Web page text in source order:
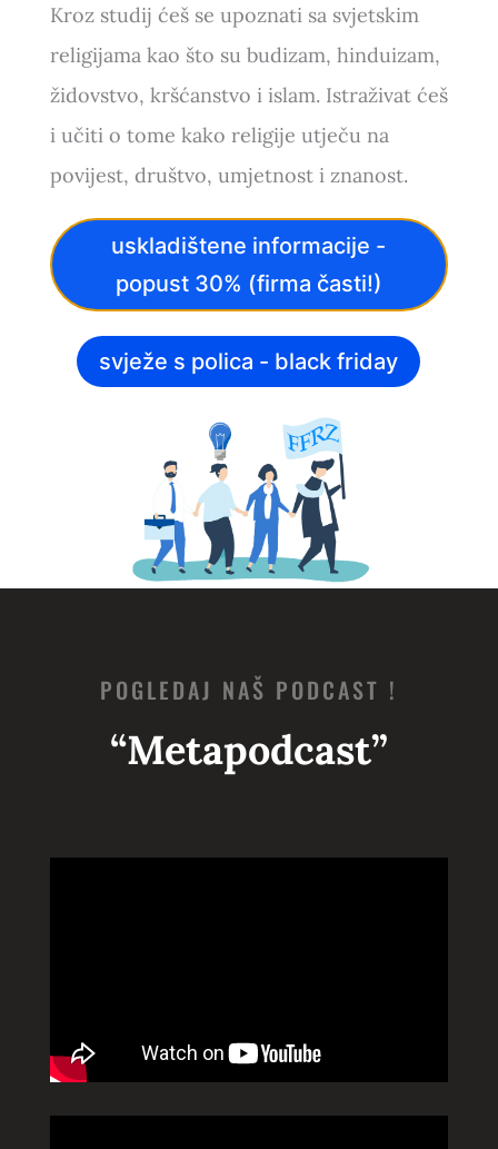
Kroz studij ćeš se upoznati sa svjetskim
religijama kao što su budizam, hinduizam,
židovstvo, kršćanstvo i islam. Istraživat ćeš
i učiti o tome kako religije utječu na
povijest, društvo, umjetnost i znanost.
uskladištene informacije -
popust 30% (firma časti!)
svježe s polica - black friday
POGLEDAJ NAŠ PODCAST !
“Metapodcast”